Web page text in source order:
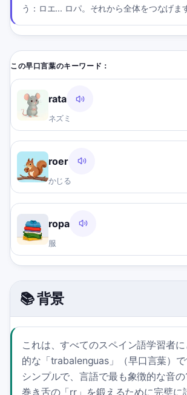
う：ロエ... ロパ。それから全体をつなげま
この早口言葉のキーワード：
rata
ネズミ
roer
かじる
ropa
服
📚 背景
これは、すべてのスペイン語学習者
的な「trabalenguas」（早口言葉）で
シンプルで、言語で最も象徴的な音の
巻き舌の「rr」を鍛えるために完璧に